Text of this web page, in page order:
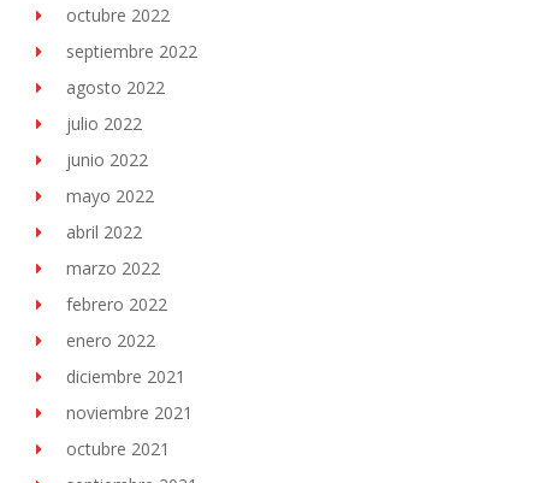
octubre 2022
septiembre 2022
agosto 2022
julio 2022
junio 2022
mayo 2022
abril 2022
marzo 2022
febrero 2022
enero 2022
diciembre 2021
noviembre 2021
octubre 2021